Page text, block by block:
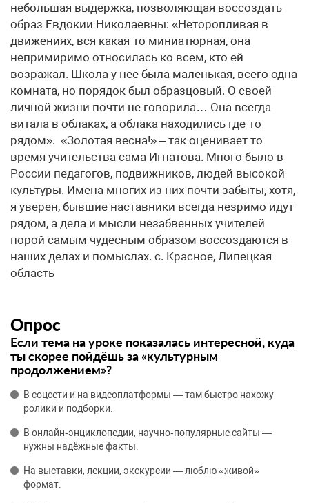
небольшая выдержка, позволяющая воссоздать
образ Евдокии Николаевны: «Неторопливая в
движениях, вся какая-то миниатюрная, она
непримиримо относилась ко всем, кто ей
возражал. Школа у нее была маленькая, всего одна
комната, но порядок был образцовый. О своей
личной жизни почти не говорила… Она всегда
витала в облаках, а облака находились где-то
рядом». «Золотая весна!» – так оценивает то
время учительства сама Игнатова. Много было в
России педагогов, подвижников, людей высокой
культуры. Имена многих из них почти забыты, хотя,
я уверен, бывшие наставники всегда незримо идут
рядом, а дела и мысли незабвенных учителей
порой самым чудесным образом воссоздаются в
наших делах и помыслах. с. Красное, Липецкая
область
Опрос
Если тема на уроке показалась интересной, куда
ты скорее пойдёшь за «культурным
продолжением»?
В соцсети и на видеоплатформы — там быстро нахожу
ролики и подборки.
В онлайн‑энциклопедии, научно‑популярные сайты —
нужны надёжные факты.
На выставки, лекции, экскурсии — люблю «живой»
формат.